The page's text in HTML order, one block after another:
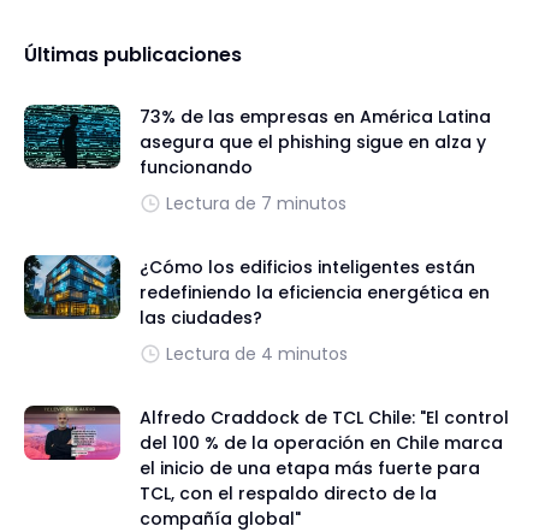
Últimas publicaciones
73% de las empresas en América Latina
asegura que el phishing sigue en alza y
funcionando
Lectura de 7 minutos
¿Cómo los edificios inteligentes están
redefiniendo la eficiencia energética en
las ciudades?
Lectura de 4 minutos
Alfredo Craddock de TCL Chile: "El control
del 100 % de la operación en Chile marca
el inicio de una etapa más fuerte para
TCL, con el respaldo directo de la
compañía global"